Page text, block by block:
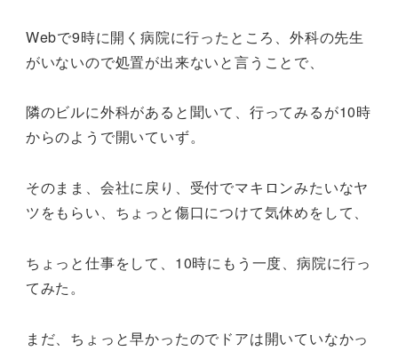
Webで9時に開く病院に行ったところ、外科の先生
がいないので処置が出来ないと言うことで、
隣のビルに外科があると聞いて、行ってみるが10時
からのようで開いていず。
そのまま、会社に戻り、受付でマキロンみたいなヤ
ツをもらい、ちょっと傷口につけて気休めをして、
ちょっと仕事をして、10時にもう一度、病院に行っ
てみた。
まだ、ちょっと早かったのでドアは開いていなかっ